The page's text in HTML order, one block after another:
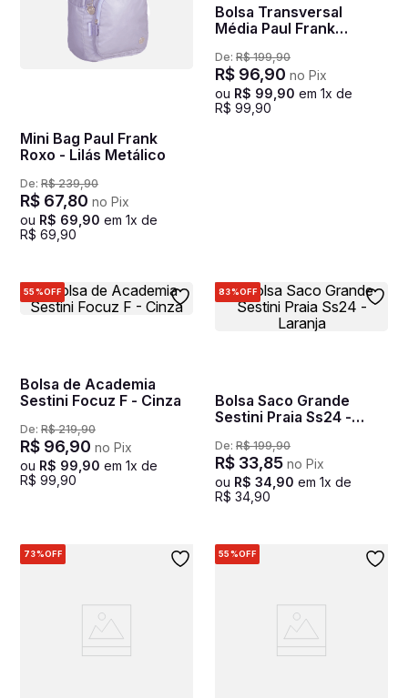
Mini Bag Paul Frank
Roxo - Lilás Metálico
De: R$ 239,90
R$ 67,80 no Pix
ou R$ 69 90 em 1x de
R$ 69 90
Bolsa Transversal
Média Paul Frank
De: R$ 199,90
R$ 96,90 no Pix
ou R$ 99 90 em 1x de
R$ 99 90
55%OFF
Bolsa de Academia
Sestini Focuz F - Cinza
De: R$ 219,90
R$ 96,90 no Pix
ou R$ 99 90 em 1x de
R$ 99 90
83%OFF
Bolsa Saco Grande
Sestini Praia Ss24 -
De: R$ 199,90
R$ 33,85 no Pix
ou R$ 34 90 em 1x de
R$ 34 90
73%OFF 55%OFF